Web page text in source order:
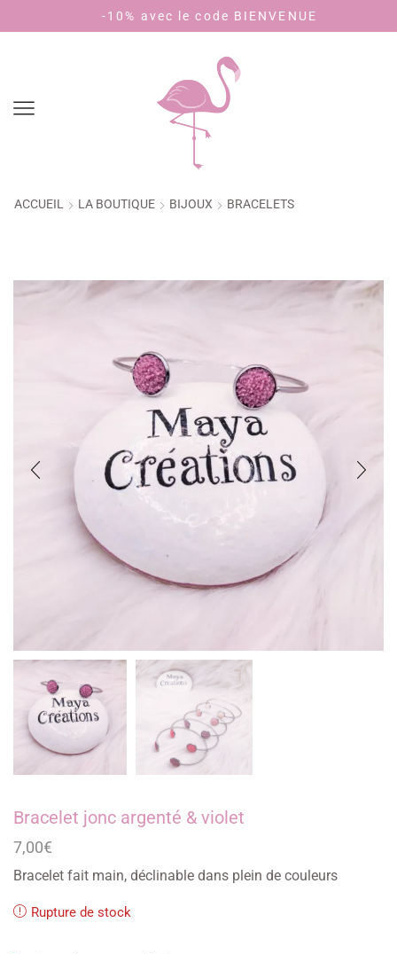
-10% avec le code BIENVENUE
ACCUEIL LA BOUTIQUE BIJOUX BRACELETS
Bracelet jonc argenté & violet
7,00€
Bracelet fait main, déclinable dans plein de couleurs
Rupture de stock